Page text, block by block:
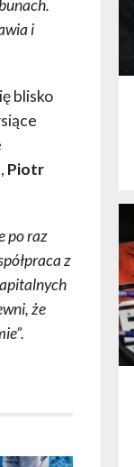
i
blisko
, Piotr
po raz
z
że